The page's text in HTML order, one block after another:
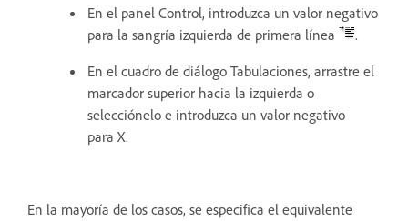
En el panel Control, introduzca un valor negativo
para la sangría izquierda de primera línea
.
En el cuadro de diálogo Tabulaciones, arrastre el
marcador superior hacia la izquierda o
selecciónelo e introduzca un valor negativo
para X.
En la mayoría de los casos, se especifica el equivalente